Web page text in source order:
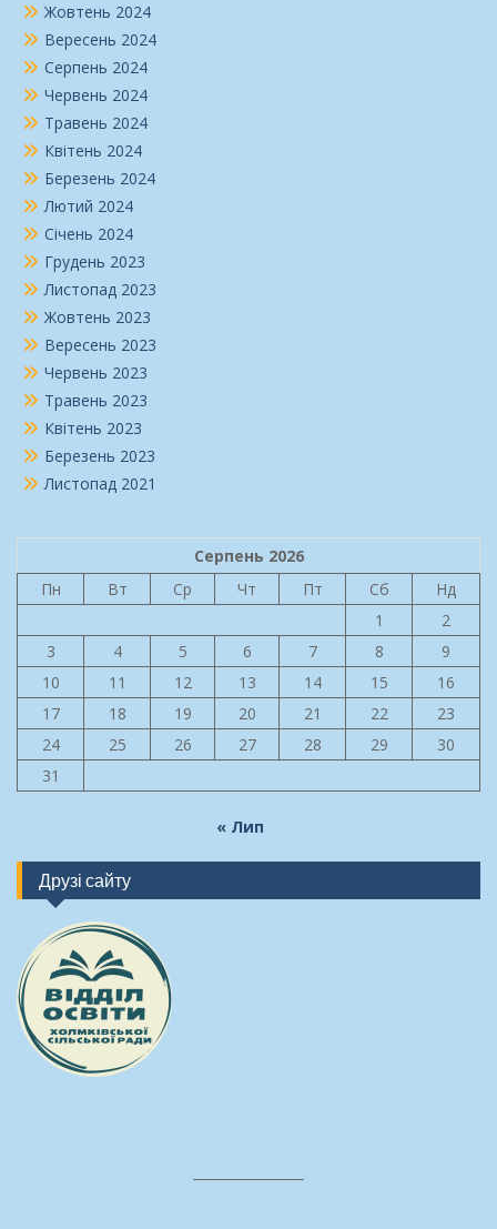
Жовтень 2024
Вересень 2024
Серпень 2024
Червень 2024
Травень 2024
Квітень 2024
Березень 2024
Лютий 2024
Січень 2024
Грудень 2023
Листопад 2023
Жовтень 2023
Вересень 2023
Червень 2023
Травень 2023
Квітень 2023
Березень 2023
Листопад 2021
Серпень 2026
Пн
Вт Ср Чт Пт Сб
Нд
1
2
3
4 5 6 7 8
9
10
11 12 13 14 15
16
17
18 19 20 21 22
23
24
25 26 27 28 29
30
31
« Лип
Друзі сайту